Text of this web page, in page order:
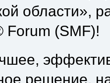
области»,
Forum (SMF)!
решение,